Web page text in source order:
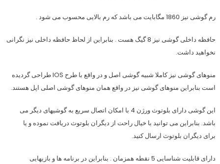
رم گوشی نیز 1860 مگابایت می باشد که رم بالایی محسوب می شود .
حافظه داخلی گوشی نیز 8 گیگ هست . بنابراین از لحاظ حافظه داخلی نیز نگرانی
نخواهید داشت.
منوهای گوشی نیز کاملا شبیه گوشی اصل و در واقع با طرح IOS طراحی گردیده
است بنابراین منوهای گوشی نیز در واقع همان منوهای گوشی اصلی اپل هستند.
این گوشی دارای بلوتوث ورژن 4 با امکان اتصال سریع به گوشیهای دیگر می
باشد. بنابراین می توانید با خیال راحت از دیگران بلوتوث دریافت نموده و یا
برای دیگران بلوتوث ارسال کنید.
دارای قابلیت شناسایی 5 نقطه همزمان . بنابراین در برنامه ها و بازیهایی